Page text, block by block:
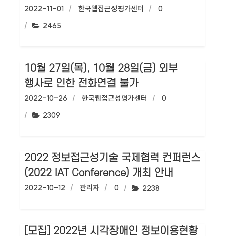
작성일:
2022-11-01 작성자:
한국웹접근성평가센터 댓글수:
0
조회수:
2465
10월 27일(목), 10월 28일(금) 외부
행사로 인한 전화연결 불가
작성일:
2022-10-26 작성자:
한국웹접근성평가센터 댓글수:
0
조회수:
2309
2022 정보접근성기술 국제협력 컨퍼런스
(2022 IAT Conference) 개최 안내
작성일:
2022-10-12 작성자:
관리자 댓글수:
0 조회수:
2238
[모집] 2022년 시각장애인 정보이용현황